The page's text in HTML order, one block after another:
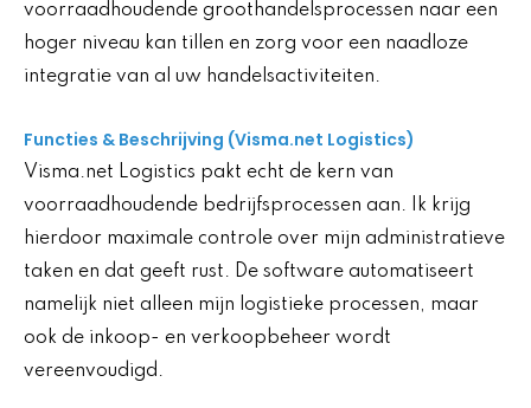
voorraadhoudende groothandelsprocessen naar een
hoger niveau kan tillen en zorg voor een naadloze
integratie van al uw handelsactiviteiten.
Functies & Beschrijving (Visma.net Logistics)
Visma.net Logistics pakt echt de kern van
voorraadhoudende bedrijfsprocessen aan. Ik krijg
hierdoor maximale controle over mijn administratieve
taken en dat geeft rust. De software automatiseert
namelijk niet alleen mijn logistieke processen, maar
ook de inkoop- en verkoopbeheer wordt
vereenvoudigd.